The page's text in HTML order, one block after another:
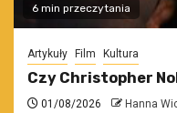
6 min przeczytania
Artykuły Film Kultura
Czy Christopher
01/08/2026 Hanna